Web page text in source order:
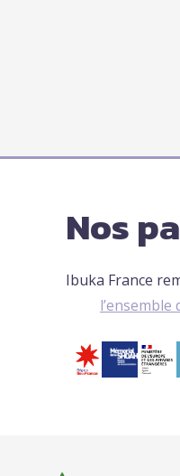
Nos
Ibuka France